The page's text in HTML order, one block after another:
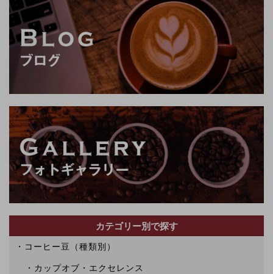
カテゴリー別で探す
コーヒー豆（種類別）
カップオブ・エクセレンス